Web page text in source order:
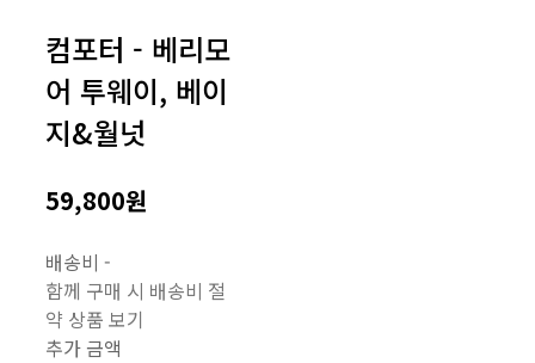
컴포터 - 베리모
어 투웨이, 베이
지&월넛
59,800원
배송비-
함께 구매 시 배송비 절
약 상품 보기
추가 금액